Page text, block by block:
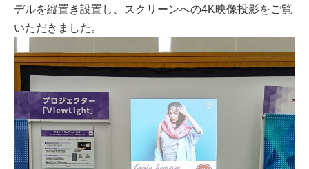
デルを縦置き設置し、スクリーンへの4K映像投影をご覧
いただきました。